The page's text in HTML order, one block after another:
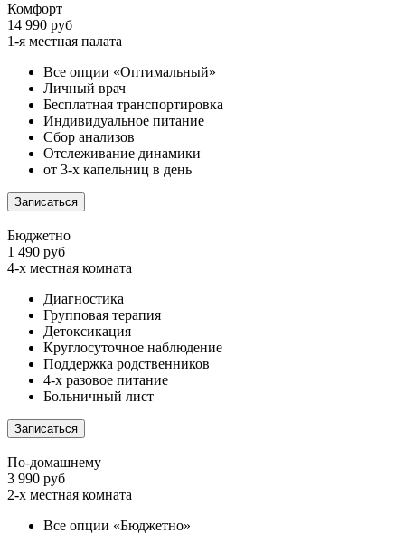
Комфорт
14 990 руб
1-я местная палата
Все опции «Оптимальный»
Личный врач
Бесплатная транспортировка
Индивидуальное питание
Сбор анализов
Отслеживание динамики
от 3-х капельниц в день
Записаться
Бюджетно
1 490 руб
4-х местная комната
Диагностика
Групповая терапия
Детоксикация
Круглосуточное наблюдение
Поддержка родственников
4-х разовое питание
Больничный лист
Записаться
По-домашнему
3 990 руб
2-х местная комната
Все опции «Бюджетно»